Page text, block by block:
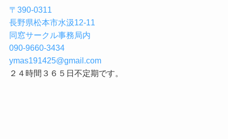
〒390-0311
長野県松本市水汲12-11
同窓サークル事務局内
090-9660-3434
ymas191425@gmail.com
２４時間３６５日不定期です。